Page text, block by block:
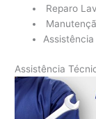
Reparo
Assistência